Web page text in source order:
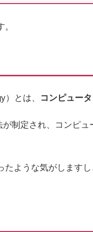
）とは、 コンピュー
が制定され、コンピ
たような気がします